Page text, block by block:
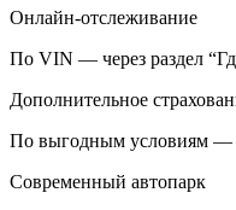
Онлайн-отслеживание
По VIN — через раздел
Дополнительное
По выгодным условиям —
Современный автопарк